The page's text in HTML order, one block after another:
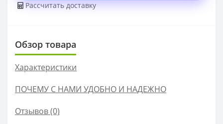
Рассчитать доставку
Обзор товара
Характеристики
ПОЧЕМУ С НАМИ УДОБНО И НАДЕЖНО
Отзывов (0)